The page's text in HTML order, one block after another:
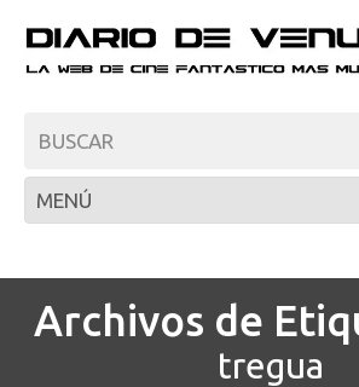
Archivos de
tregua